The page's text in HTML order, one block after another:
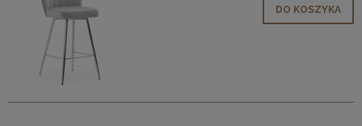
DO KOSZYKA